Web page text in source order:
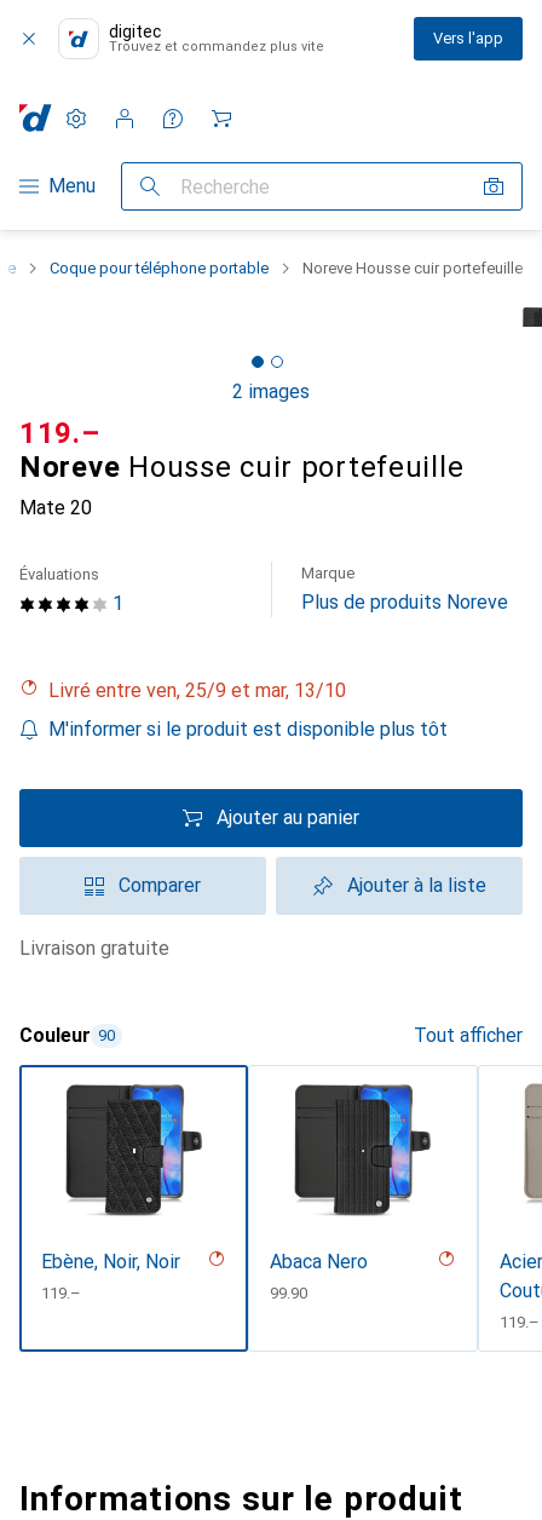
digitec
Trouvez et commandez plus vite Vers l'app
Navigation par catégorie
Menu Recherche
Paramètres
Compte client
Listes de comparaison
Listes d'envies
Panier
Coque pour téléphone portable Noreve Housse cuir portefeuille
2 images
Noreve Housse cuir portefeuille
Mate 20
CHF
119.–
1
Évaluations Marque
Plus de produits Noreve
Livré entre ven, 25/9 et mar, 13/10
M'informer si le produit est disponible plus tôt
Ajouter au panier
Comparer Ajouter à la liste
livraison gratuite
Couleur 90 Tout afficher
Ebène, Noir, Noir
CHF
119.–
Abaca Nero
CHF
99.90
CHF
119.–
Informations sur le produit